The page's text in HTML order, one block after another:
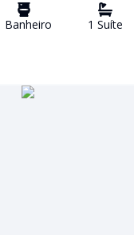
Banheiro 1 Suíte